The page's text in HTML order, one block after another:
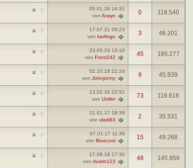
05.01.26 14:31
von Arwyn 0 118.540
17.07.21 09:23
von karfingo 3 46.201
23.05.23 13:10
von Front242 45 185.277
02.10.18 21:24
von Johnjonny 9 45.939
13.02.16 22:51
von Uztiler 73 116.616
21.01.17 18:39
von vladi63 2 35.531
07.01.17 11:39
von Bluecool 15 49.268
17.08.18 17:30
von dustin123 48 145.958